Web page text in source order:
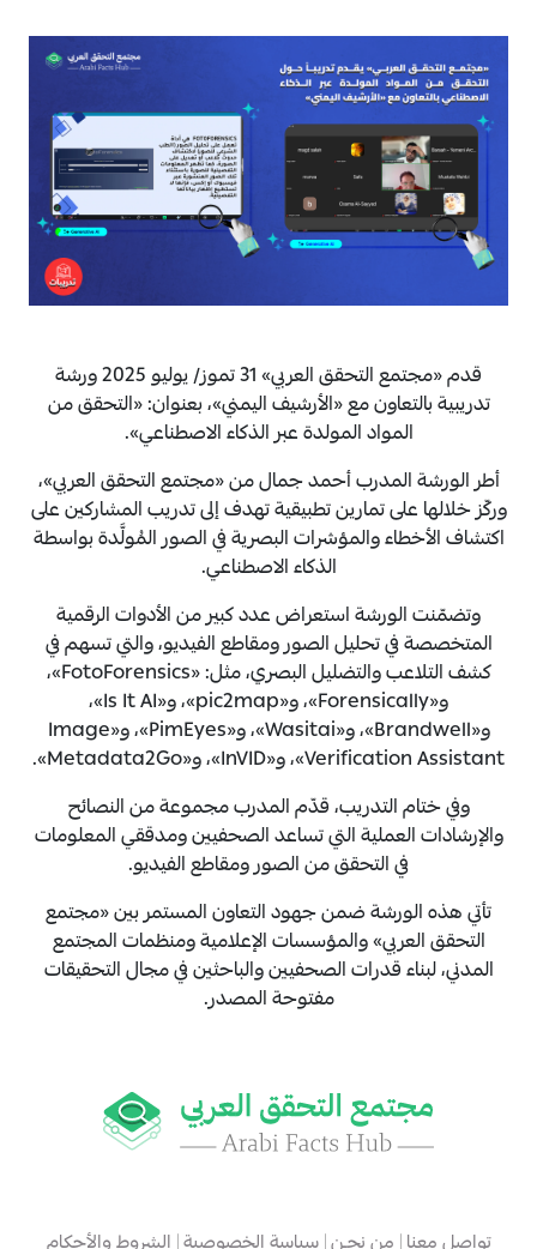
قدم «مجتمع التحقق العربي» 31 تموز/ يوليو 2025 ورشة
تدريبية بالتعاون مع «الأرشيف اليمني»، بعنوان: «التحقق من
المواد المولدة عبر الذكاء الاصطناعي».
أطر الورشة المدرب أحمد جمال من «مجتمع التحقق العربي»،
وركّز خلالها على تمارين تطبيقية تهدف إلى تدريب المشاركين على
اكتشاف الأخطاء والمؤشرات البصرية في الصور المُولَّدة بواسطة
الذكاء الاصطناعي.
وتضمّنت الورشة استعراض عدد كبير من الأدوات الرقمية
المتخصصة في تحليل الصور ومقاطع الفيديو، والتي تسهم في
كشف التلاعب والتضليل البصري، مثل: «FotoForensics»،
و«Forensically»، و«pic2map»، و«Is It AI»،
و«Brandwell»، و«Wasitai»، و«PimEyes»، و«Image
Verification Assistant»، و«InVID»، و«Metadata2Go».
وفي ختام التدريب، قدّم المدرب مجموعة من النصائح
والإرشادات العملية التي تساعد الصحفيين ومدققي المعلومات
في التحقق من الصور ومقاطع الفيديو.
تأتي هذه الورشة ضمن جهود التعاون المستمر بين «مجتمع
التحقق العربي» والمؤسسات الإعلامية ومنظمات المجتمع
المدني، لبناء قدرات الصحفيين والباحثين في مجال التحقيقات
مفتوحة المصدر.